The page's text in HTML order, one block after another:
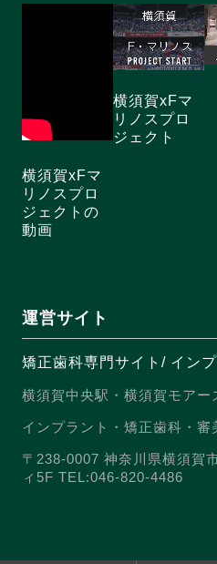
横須賀xFマ
リノスプロ
ジェクトの
動画
横須賀xFマ
リノスプロ
ジェクト
運営サイト
矯正歯科専門サイト / イン
横須賀中央駅・横須賀モアー
インプラント・矯正歯科・審
〒238-0007 神奈川県横須賀
ィ5F TEL:046-820-4486